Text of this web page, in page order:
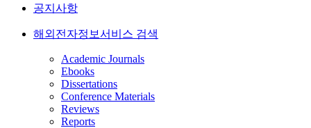
공지사항
해외전자정보서비스 검색
Academic Journals
Ebooks
Dissertations
Conference Materials
Reviews
Reports